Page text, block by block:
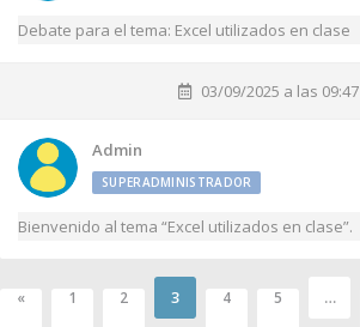
Debate para el tema: Excel utilizados en clase
03/09/2025 a las 09:47
Admin
SUPERADMINISTRADOR
Bienvenido al tema “Excel utilizados en clase”.
« 1 2 3 4 5 …